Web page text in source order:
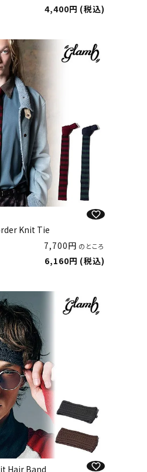
4,400 税込
Knit Tie
7,700
のところ
6,160 税込
Hair Band